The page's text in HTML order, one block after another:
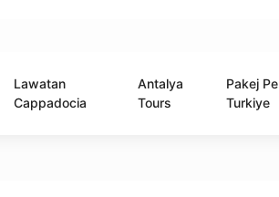
Lawatan
Cappadocia
Antalya
Tours
Pakej
Turkiye